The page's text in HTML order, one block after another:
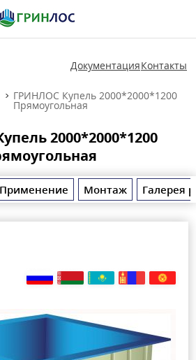
ДокументацияКонтакты
ГРИНЛОС Купель 2000*2000*1200
Прямоугольная
2000*2000*1200
Применение Монтаж Галерея